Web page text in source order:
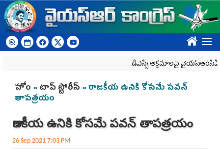
Skip to main content
????
డీఎస్సీ అక్రమాలపై వైయ‌స్ఆర్‌సీపీ
You are here
హోం »టాప్ స్టోరీస్ » రాజకీయ ఉనికి కోసమే పవన్‌
తాపత్రయం
రాజకీయ ఉనికి కోసమే పవన్‌ తాపత్రయం
26 Sep 2021 7:03 PM